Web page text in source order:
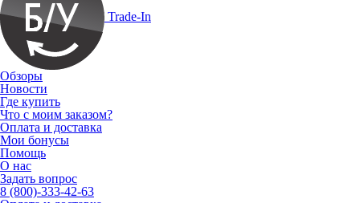
Trade-In
Обзоры
Новости
Где купить
Что с моим заказом?
Оплата и доставка
Мои бонусы
Помощь
О нас
Задать вопрос
8 (800)-333-42-63